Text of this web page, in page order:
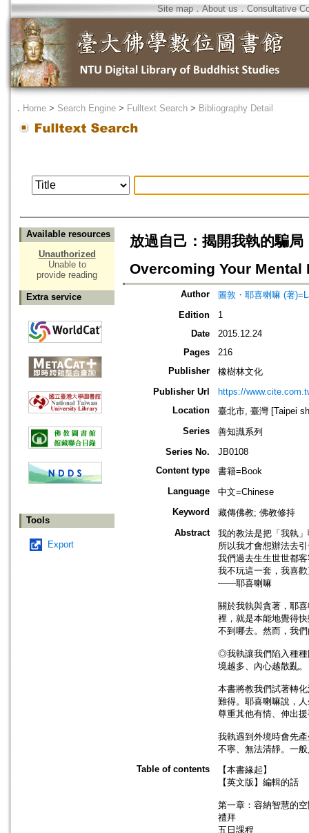
Site map．About us ． Consultative
． Home > Search Engine > Fulltext Search > Bibliography Detail
Available resources
Unauthorized
Unable to
provide reading
Extra service
Tools
Export
放過自己：揭開我執的騙
Overcoming Your Mental
Author
圖敦・耶喜喇嘛 (著
Edition
1
Date
2015.12.24
Pages
216
Publisher
橡樹林文化
Publisher Url
https://
Location
臺北市, 臺灣 [Taipei
Series
善知識系列
Series No.
JB0108
Content type
書籍=Book
Language
中文=Chinese
Keyword
藏傳佛教; 佛教修持
Abstract
我的教法是把「我執
所以我才會想辦法去
我們過去生生世世都
我不玩這一套，我喜
——耶喜喇嘛
關於我執與貪著，耶
裡，就是本能地覺得
不到哪去。然而，我
◎我執讓我們陷入種種
境越多、內心越散亂。
本書將教我們試著轉
難得。耶喜喇嘛說，
尊重其他有情、伸出
我執遇到外境時會先
不寧、無法清靜。一
Table of contents
【本書緣起】
【英文版】編輯的話
第一章：容納智慧的
禮拜
五日課程